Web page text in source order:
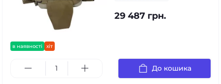
в наявності хіт
29 487 грн.
До кошика